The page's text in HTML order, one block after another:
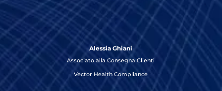
Alessia Ghiani
Associato alla Consegna Clienti
Vector Health Compliance